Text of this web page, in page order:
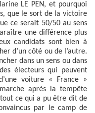
LE PEN, et pourquoi
que le sort de la victoire
ce serait 50/50 au sens
une différence plus
candidats sont bien à
d’un côté ou de l’autre.
dans un sens ou dans
électeurs qui peuvent
voiture « France »
après la tempête
ce qui a pu être dit de
par le camp de